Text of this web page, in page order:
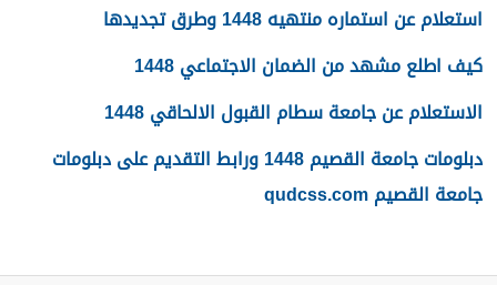
استعلام عن استماره منتهيه 1448 وطرق تجديدها
كيف اطلع مشهد من الضمان الاجتماعي 1448
الاستعلام عن جامعة سطام القبول الالحاقي 1448
دبلومات جامعة القصيم 1448 ورابط التقديم على دبلومات
جامعة القصيم qudcss.com